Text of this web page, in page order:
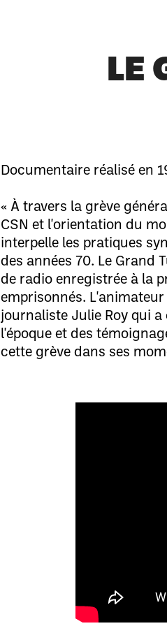
LE
Documentaire réalisé en
« À travers la grève
CSN et l'orientation du
interpelle les pratiques
des années 70. Le Grand
de radio enregistrée à la
emprisonnés.
journaliste Julie Roy qui
l'époque et des
cette grève dans ses